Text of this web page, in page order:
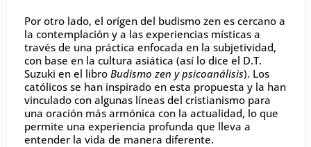
Por otro lado, el orígen del budismo zen es cercano a
la contemplación y a las experiencias místicas a
través de una práctica enfocada en la subjetividad,
con base en la cultura asiática (así lo dice el D.T.
Suzuki en el libro Budismo zen y psicoanálisis). Los
católicos se han inspirado en esta propuesta y la han
vinculado con algunas líneas del cristianismo para
una oración más armónica con la actualidad, lo que
permite una experiencia profunda que lleva a
entender la vida de manera diferente.